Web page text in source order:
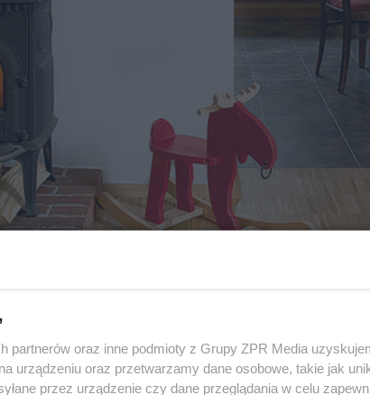
tylko nazwa, elegancki wygląd i miejsce
o sposób działania, bliżej im do wydajnych i
partnerów oraz inne podmioty z Grupy ZPR Media
urządzeniu oraz przetwarzamy dane osobowe, takie jak
przez urządzenie czy dane przeglądania w celu